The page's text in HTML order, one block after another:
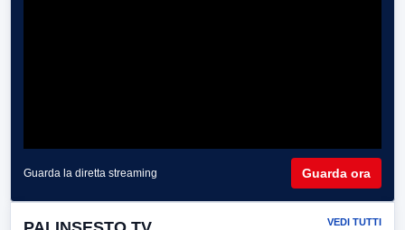
Guarda la diretta streaming Guarda ora
VEDI TUTTI